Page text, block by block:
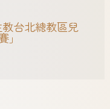
台北總教區兒